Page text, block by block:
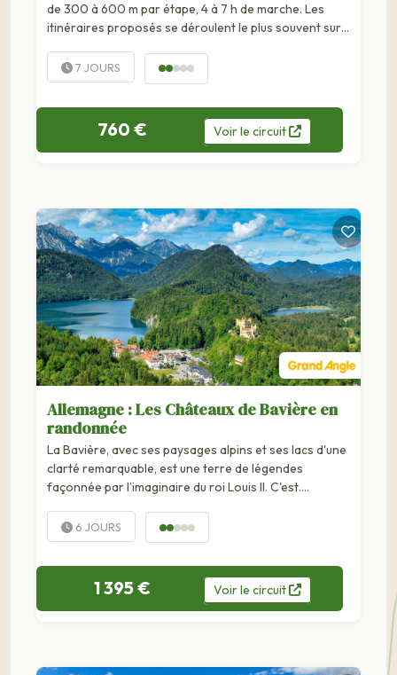
de 300 à 600 m par étape, 4 à 7 h de marche. Les
itinéraires proposés se déroulent le plus souvent sur
montagne. Aucune difficulté...
7 JOURS
760 € Voirle circuit
Allemagne : Les Châteaux de Bavière en
randonnée
La Bavière, avec ses paysages alpins et ses lacs d'une
clarté remarquable, est une terre de légendes
façonnée par l’imaginaire du roi Louis II. C'est….
6 JOURS
1 395 € Voirle circuit